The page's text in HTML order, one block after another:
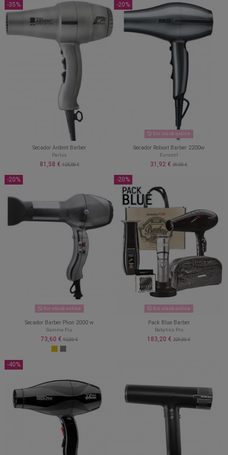
-35%
Secador Ardent Barber
Parlux
81,58 €125,50 €
-20%
Sin stock online
Secador Robust Barber 2200w
Eurostil
31,92 € 39,90 €
-20%
Sin stock online
Secador Barber Phon 2000 w
Gamma Piu
73,60 € 92,00 €
-20%
Sin stock online
Pack Blue Barber
Babyliss Pro
183,20 € 229,00 €
-40%